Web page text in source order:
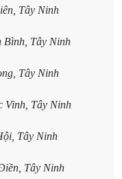
Tây Ninh
Bình, Tây Ninh
Tây Ninh
Vinh, Tây Ninh
Tây Ninh
Tây Ninh